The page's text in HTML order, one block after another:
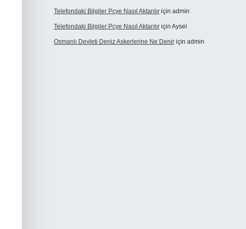
Telefondaki Bilgiler Pcye Nasıl Aktarılıriçin admin
Telefondaki Bilgiler Pcye Nasıl Aktarılıriçin Aysel
Osmanlı Devleti Deniz Askerlerine Ne Deniriçin admin